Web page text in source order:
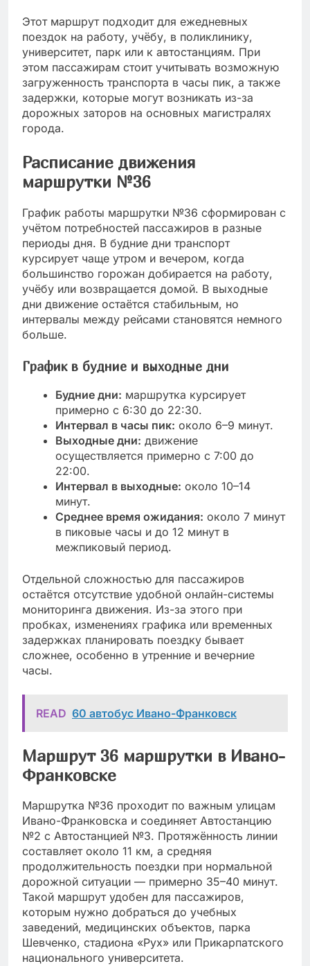
Этот маршрут подходит для ежедневных
поездок на работу, учёбу, в поликлинику,
университет, парк или к автостанциям. При
этом пассажирам стоит учитывать возможную
загруженность транспорта в часы пик, а также
задержки, которые могут возникать из-за
дорожных заторов на основных магистралях
города.
Расписание движения
маршрутки №36
График работы маршрутки №36 сформирован с
учётом потребностей пассажиров в разные
периоды дня. В будние дни транспорт
курсирует чаще утром и вечером, когда
большинство горожан добирается на работу,
учёбу или возвращается домой. В выходные
дни движение остаётся стабильным, но
интервалы между рейсами становятся немного
больше.
График в будние и выходные дни
Будние дни: маршрутка курсирует
примерно с 6:30 до 22:30.
Интервал в часы пик: около 6–9 минут.
Выходные дни: движение
осуществляется примерно с 7:00 до
22:00.
Интервал в выходные: около 10–14
минут.
Среднее время ожидания: около 7 минут
в пиковые часы и до 12 минут в
межпиковый период.
Отдельной сложностью для пассажиров
остаётся отсутствие удобной онлайн-системы
мониторинга движения. Из-за этого при
пробках, изменениях графика или временных
задержках планировать поездку бывает
сложнее, особенно в утренние и вечерние
часы.
READ 60 автобус Ивано-Франковск
Маршрут 36 маршрутки в Ивано-
Франковске
Маршрутка №36 проходит по важным улицам
Ивано-Франковска и соединяет Автостанцию
№2 с Автостанцией №3. Протяжённость линии
составляет около 11 км, а средняя
продолжительность поездки при нормальной
дорожной ситуации — примерно 35–40 минут.
Такой маршрут удобен для пассажиров,
которым нужно добраться до учебных
заведений, медицинских объектов, парка
Шевченко, стадиона «Рух» или Прикарпатского
национального университета.